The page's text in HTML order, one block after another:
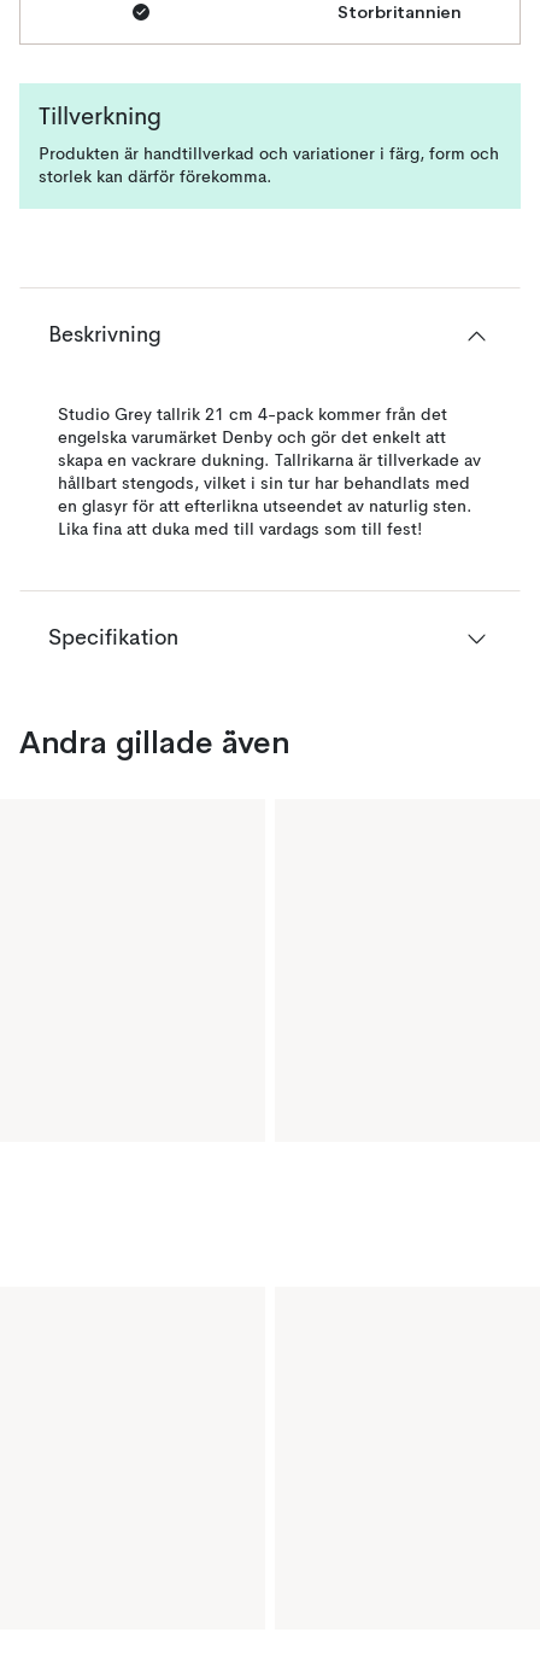
Storbritannien
Tillverkning
Produkten är handtillverkad och variationer i färg, form och
storlek kan därför förekomma.
Beskrivning
Studio Grey tallrik 21 cm 4-pack kommer från det
engelska varumärket Denby och gör det enkelt att
skapa en vackrare dukning. Tallrikarna är tillverkade av
hållbart stengods, vilket i sin tur har behandlats med
en glasyr för att efterlikna utseendet av naturlig sten.
Lika fina att duka med till vardags som till fest!
Specifikation
Andra gillade även